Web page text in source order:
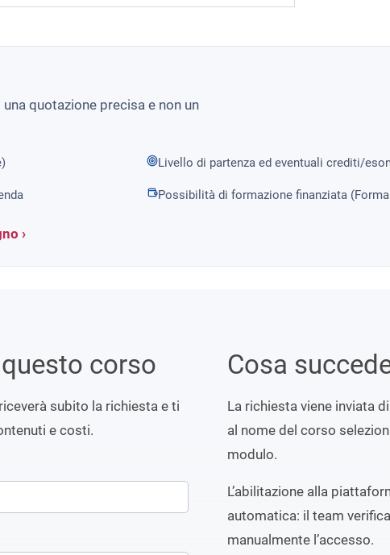
quotazione precisa e non un
Livello di partenza ed eventuali crediti/
Possibilità di formazione finanziata
›
corso
subito la richiesta e ti
e costi.
Cosa
La richiesta viene inviata
al nome del corso
modulo.
L’abilitazione alla
automatica: il team
manualmente l’accesso.